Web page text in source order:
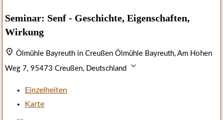
Seminar: Senf - Geschichte, Eigenschaften,
Wirkung
Ölmühle Bayreuth in Creußen Ölmühle Bayreuth, Am Hohen
Weg 7, 95473 Creußen, Deutschland
Einzelheiten
Karte